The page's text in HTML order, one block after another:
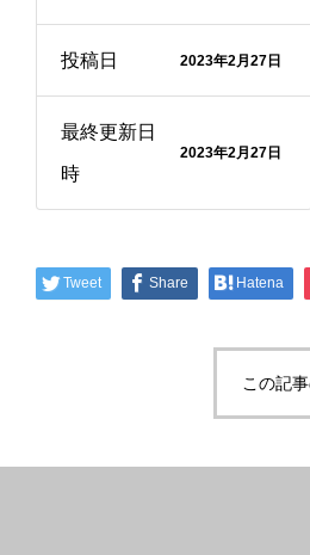
投稿日 2023年2月27日
最終更新日
時
2023年2月27日
Tweet Share Hatena
この記